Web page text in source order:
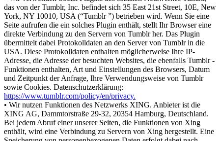
das von der Tumblr, Inc. befindet sich 35 East 21st Street, 10E, New
York, NY 10010, USA (“Tumblr ”) betrieben wird. Wenn Sie eine
Seite aufrufen die ein solches Plugin enthält, stellt Ihr Browser eine
direkte Verbindung zu den Servern von Tumblr her. Das Plugin
übermittelt dabei Protokolldaten an den Server von Tumblr in die
USA. Diese Protokolldaten enthalten möglicherweise Ihre IP-
Adresse, die Adresse der besuchten Websites, die ebenfalls Tumblr -
Funktionen enthalten, Art und Einstellungen des Browsers, Datum
und Zeitpunkt der Anfrage, Ihre Verwendungsweise von Tumblr
sowie Cookies. Datenschutzerklärung:
https://www.tumblr.com/policy/en/privacy.
• Wir nutzen Funktionen des Netzwerks XING. Anbieter ist die
XING AG, Dammtorstraße 29-32, 20354 Hamburg, Deutschland.
Bei jedem Abruf einer unserer Seiten, die Funktionen von Xing
enthält, wird eine Verbindung zu Servern von Xing hergestellt. Eine